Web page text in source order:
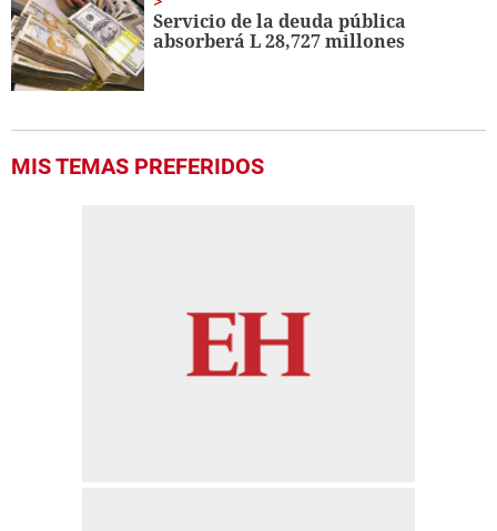
Servicio de la deuda pública
absorberá L 28,727 millones
MIS TEMAS PREFERIDOS